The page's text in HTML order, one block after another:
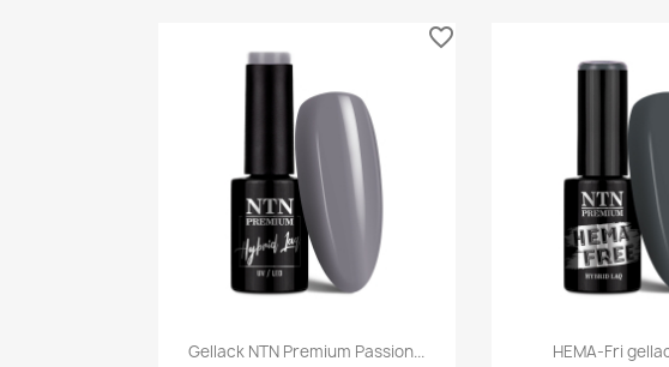
Snabbvy
Gellack NTN Premium Passion...
favorite_border

HEMA-Fri